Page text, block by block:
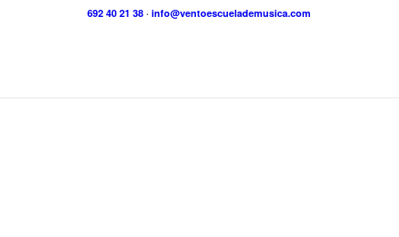
692 40 21 38 ·info@ventoescuelademusica.com